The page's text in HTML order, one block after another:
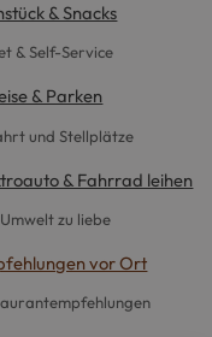
& Snacks
& Self-Service
& Parken
und Stellplätze
& Fahrrad leihen
zu liebe
vor Ort